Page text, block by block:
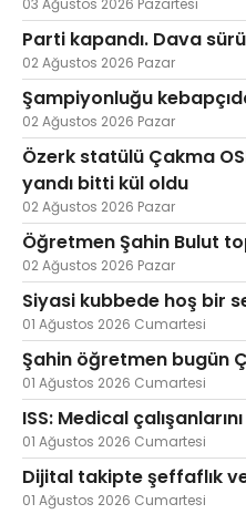
Parti kapandı. Dava
02 Ağustos 2026 Pazar
Şampiyonluğu
02 Ağustos 2026 Pazar
Özerk statülü Çakma
yandı bitti kül oldu
02 Ağustos 2026 Pazar
Öğretmen Şahin Bulut
02 Ağustos 2026 Pazar
Siyasi kubbede hoş bir
01 Ağustos 2026 Cumartesi
Şahin öğretmen bugün
01 Ağustos 2026 Cumartesi
ISS: Medical
01 Ağustos 2026 Cumartesi
Dijital takipte şeffaflık
01 Ağustos 2026 Cumartesi